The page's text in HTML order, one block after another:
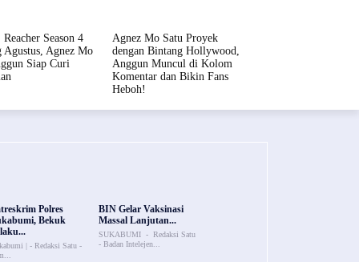
Season 4
Agustus, Agnez Mo
Siap Curi
Agnez Mo Satu Proyek
dengan Bintang Hollywood,
Anggun Muncul di Kolom
Komentar dan Bikin Fans
Heboh!
Polres
Bekuk
| - Redaksi Satu -
BIN Gelar Vaksinasi
Massal Lanjutan...
SUKABUMI - Redaksi Satu
- Badan Intelejen...